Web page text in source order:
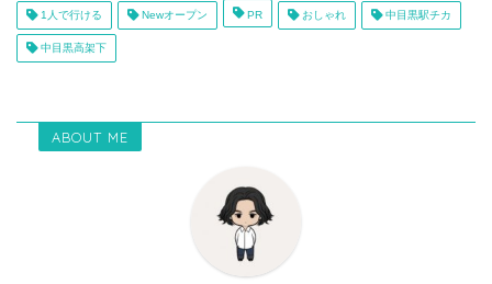
1人で行ける Newオープン PR おしゃれ 中目黒駅チカ
中目黒高架下
ABOUT ME